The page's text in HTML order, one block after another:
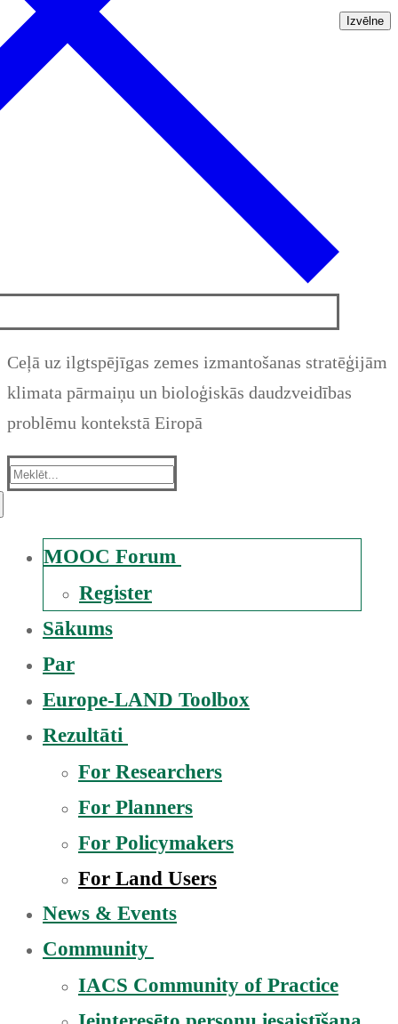
Izvēlne
Ceļā uz ilgtspējīgas zemes izmantošanas stratēģijām
klimata pārmaiņu un bioloģiskās daudzveidības
problēmu kontekstā Eiropā
Suche
MOOC Forum
Register
Sākums
Par
Europe-LAND Toolbox
Rezultāti
For Researchers
For Planners
For Policymakers
For Land Users
News & Events
Community
IACS Community of Practice